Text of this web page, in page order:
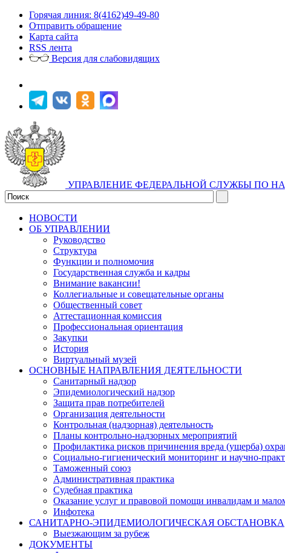
Горячая линия: 8(4162)49-49-80
Отправить обращение
Карта сайта
RSS лента
Версия для слабовидящих
УПРАВЛЕНИЕ ФЕДЕРАЛЬНОЙ СЛУЖБЫ ПО
НОВОСТИ
ОБ УПРАВЛЕНИИ
Руководство
Структура
Функции и полномочия
Государственная служба и кадры
Внимание вакансии!
Коллегиальные и совещательные органы
Общественный совет
Аттестационная комиссия
Профессиональная ориентация
Закупки
История
Виртуальный музей
ОСНОВНЫЕ НАПРАВЛЕНИЯ ДЕЯТЕЛЬНОСТИ
Санитарный надзор
Эпидемиологический надзор
Защита прав потребителей
Организация деятельности
Контрольная (надзорная) деятельность
Планы контрольно-надзорных мероприятий
Профилактика рисков причинения вреда (ущерба)
Социально-гигиенический мониторинг и научно-
Таможенный союз
Административная практика
Судебная практика
Оказание услуг и правовой помощи инвалидам и
Инфотека
САНИТАРНО-ЭПИДЕМИОЛОГИЧЕСКАЯ ОБСТАНОВКА
Выезжающим за рубеж
ДОКУМЕНТЫ